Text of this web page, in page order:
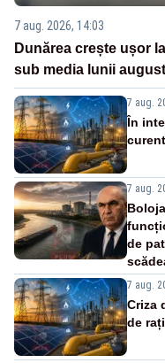
7 aug. 2026, 14:03
Dunărea crește ușor
sub media lunii august
7 aug.
În
7 aug.
de
7 aug.
Criza
de